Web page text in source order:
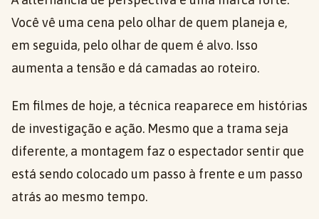
Você vê uma cena pelo olhar de quem planeja e,
em seguida, pelo olhar de quem é alvo. Isso
aumenta a tensão e dá camadas ao roteiro.
Em filmes de hoje, a técnica reaparece em histórias
de investigação e ação. Mesmo que a trama seja
diferente, a montagem faz o espectador sentir que
está sendo colocado um passo à frente e um passo
atrás ao mesmo tempo.